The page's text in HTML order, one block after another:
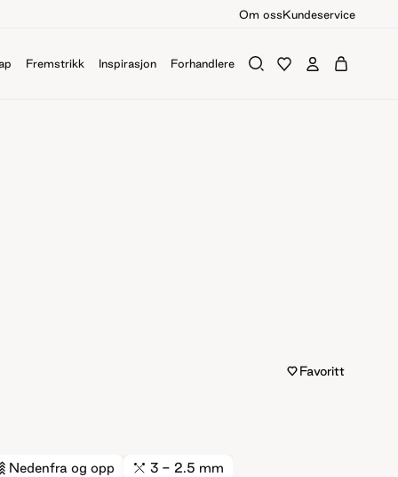
Om ossKundeservice
Fremstrikk Inspirasjon Forhandlere
Favoritt
Nedenfra og opp 3 - 2.5 mm